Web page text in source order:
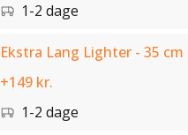
1-2 dage
Ekstra Lang Lighter - 35 cm
+149 kr.
1-2 dage